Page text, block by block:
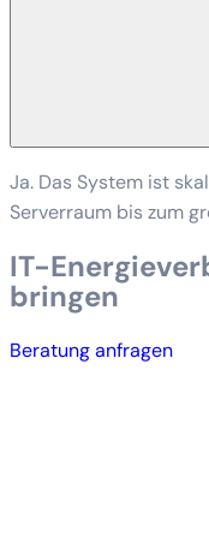
Ja. Das System ist
Serverraum bis zum
IT-
bringen
Beratung anfragen